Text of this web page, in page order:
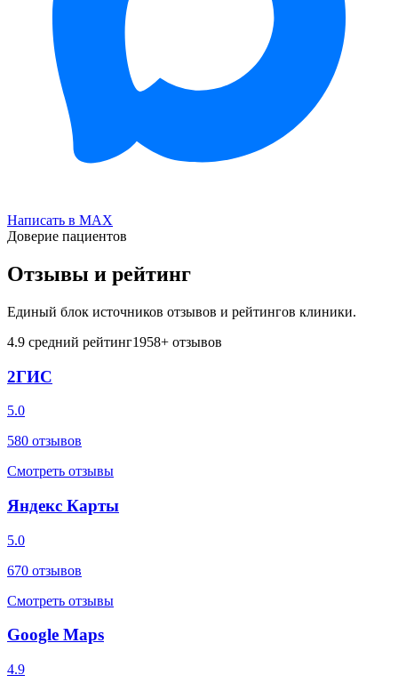
Написать в MAX
Доверие пациентов
Отзывы и рейтинг
Единый блок источников отзывов и рейтингов клиники.
4.9 средний рейтинг1958+ отзывов
2ГИС
5.0
580 отзывов
Смотреть отзывы
Яндекс Карты
5.0
670 отзывов
Смотреть отзывы
Google Maps
4.9